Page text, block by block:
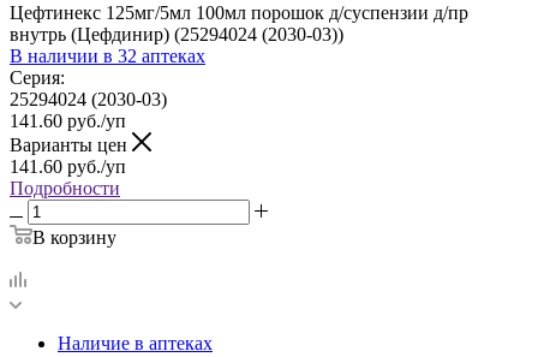
Цефтинекс 125мг/5мл 100мл порошок д/суспензии д/пр
внутрь (Цефдинир) (25294024 (2030-03))
В наличии в 32 аптеках
Серия:
25294024 (2030-03)
141.60 руб./уп
Варианты цен
141.60 руб./уп
Подробности
В корзину
Наличие в аптеках